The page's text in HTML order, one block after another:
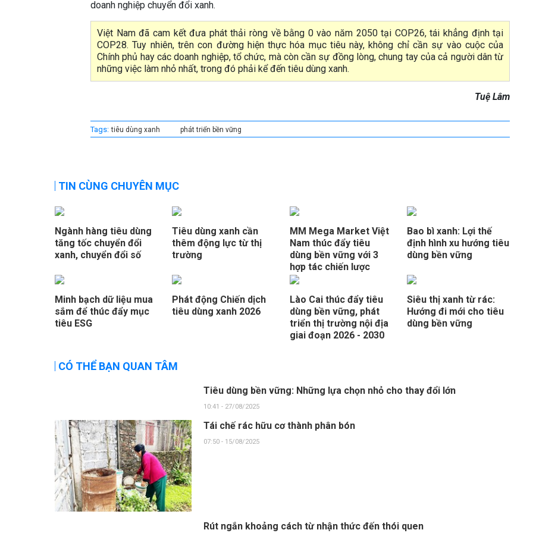
doanh nghiệp chuyển đổi xanh.
Việt Nam đã cam kết đưa phát thải ròng về bằng 0 vào năm 2050 tại COP26, tái khẳng định tại
COP28. Tuy nhiên, trên con đường hiện thực hóa mục tiêu này, không chỉ cần sự vào cuộc của
Chính phủ hay các doanh nghiệp, tổ chức, mà còn cần sự đồng lòng, chung tay của cả người dân từ
những việc làm nhỏ nhất, trong đó phải kể đến tiêu dùng xanh.
Tuệ Lâm
Tags: tiêu dùng xanh phát triển bền vững
TIN CÙNG CHUYÊN MỤC
Ngành hàng tiêu dùng
tăng tốc chuyển đổi
xanh, chuyển đổi số
Tiêu dùng xanh cần
thêm động lực từ thị
trường
MM Mega Market Việt
Nam thúc đẩy tiêu
dùng bền vững với 3
hợp tác chiến lược
Bao bì xanh: Lợi thế
định hình xu hướng tiêu
dùng bền vững
Minh bạch dữ liệu mua
sắm để thúc đẩy mục
tiêu ESG
Phát động Chiến dịch
tiêu dùng xanh 2026
Lào Cai thúc đẩy tiêu
dùng bền vững, phát
triển thị trường nội địa
giai đoạn 2026 - 2030
Siêu thị xanh từ rác:
Hướng đi mới cho tiêu
dùng bền vững
CÓ THỂ BẠN QUAN TÂM
Tiêu dùng bền vững: Những lựa chọn nhỏ cho thay đổi lớn
10:41 - 27/08/2025
Tái chế rác hữu cơ thành phân bón
07:50 - 15/08/2025
Rút ngắn khoảng cách từ nhận thức đến thói quen